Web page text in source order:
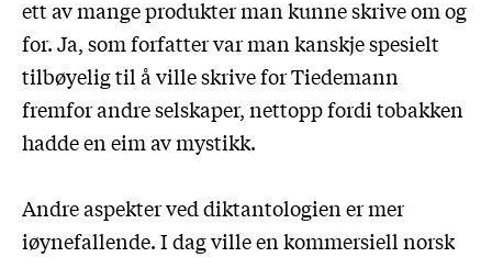
ett av mange produkter man kunne skrive om og
for. Ja, som forfatter var man kanskje spesielt
tilbøyelig til å ville skrive for Tiedemann
fremfor andre selskaper, nettopp fordi tobakken
hadde en eim av mystikk.
Andre aspekter ved diktantologien er mer
iøynefallende. I dag ville en kommersiell norsk